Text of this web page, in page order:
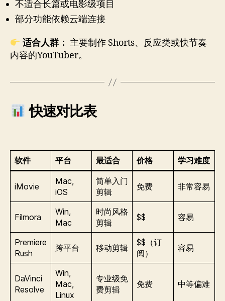
不适合长篇或电影级项目
部分功能依赖云端连接
适合人群： 主要制作 Shorts、反应类或快节奏
内容的YouTuber。
快速对比表
软件 平台 最适合 价格 学习难度
iMovie
Mac,
iOS
简单入门
剪辑
免费 非常容易
Filmora
Win,
Mac
时尚风格
剪辑
$$ 容易
Premiere
Rush
跨平台 移动剪辑
$$（订
阅）
容易
DaVinci
Resolve
Win,
Mac,
Linux
专业级免
费剪辑
免费 中等偏难